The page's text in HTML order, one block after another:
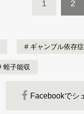
1 2
ギャンブル依存症
蛭子能収
Facebookでシ